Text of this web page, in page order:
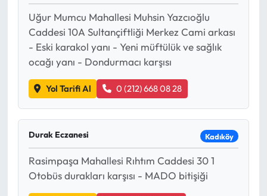
Uğur Mumcu Mahallesi Muhsin Yazcıoğlu
Caddesi 10A Sultançiftliği Merkez Cami arkası
- Eski karakol yanı - Yeni müftülük ve sağlık
ocağı yanı - Dondurmacı karşısı
Yol Tarifi Al 0 (212) 668 08 28
Durak Eczanesi Kadıköy
Rasimpaşa Mahallesi Rıhtım Caddesi 30 1
Otobüs durakları karşısı - MADO bitişiği